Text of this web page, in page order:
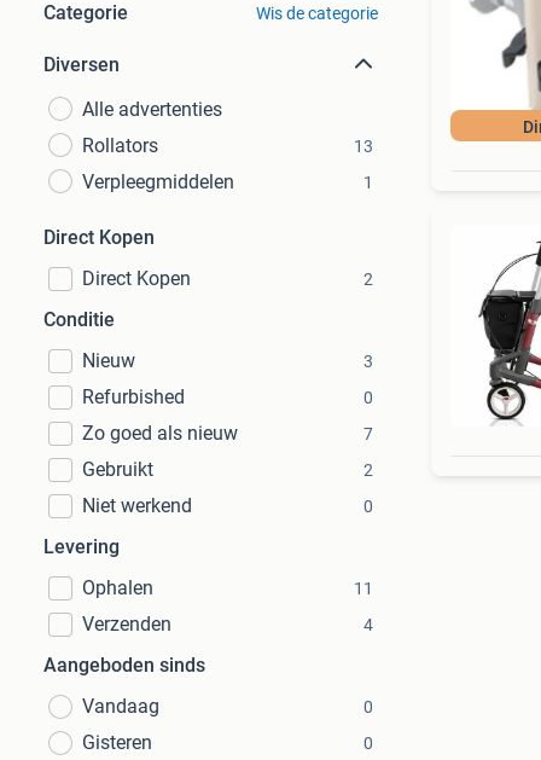
Categorie Wis de categorie
Diversen
Alle advertenties
Rollators
13
Verpleegmiddelen 1
Direct Kopen
Direct Kopen
2
Conditie
Nieuw
3
Refurbished 0
Zo goed als nieuw 7
Gebruikt 2
Niet werkend 0
Levering
Ophalen
11
Verzenden 4
Aangeboden sinds
Vandaag
0
Gisteren 0